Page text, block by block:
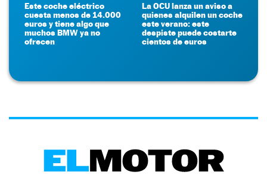
Este coche eléctrico
cuesta menos de 14.000
euros y tiene algo que
muchos BMW ya no
ofrecen
La OCU lanza un aviso a
quienes alquilen un coche
este verano: este
despiste puede costarte
cientos de euros